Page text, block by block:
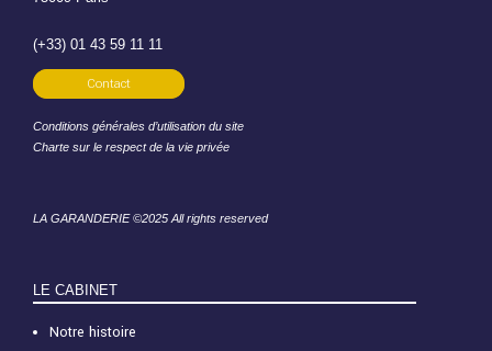
(+33) 01 43 59 11 11
Contact
Conditions générales d’utilisation du site
Charte sur le respect de la vie privée
LA GARANDERIE ©2025 All rights reserved
LE CABINET
Notre histoire